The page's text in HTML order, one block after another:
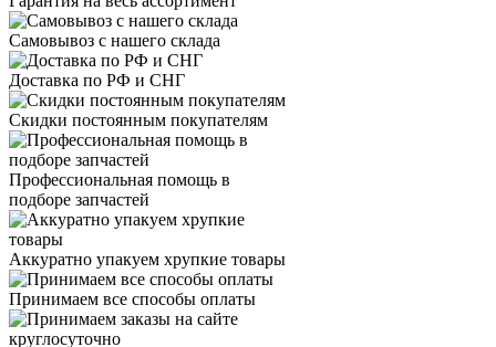
Самовывоз с нашего склада
Доставка по РФ и СНГ
Скидки постоянным покупателям
Профессиональная помощь в
подборе запчастей
Аккуратно упакуем хрупкие товары
Принимаем все способы оплаты